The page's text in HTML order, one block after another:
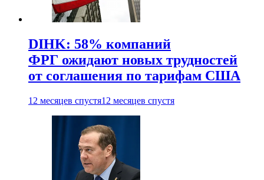
DIHK: 58% компаний
ФРГ ожидают новых трудностей
от соглашения по тарифам США
12 месяцев спустя12 месяцев спустя